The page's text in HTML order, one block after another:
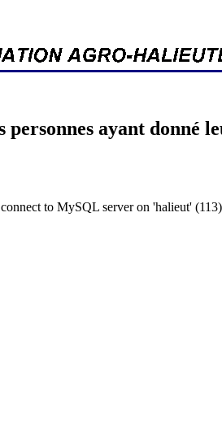
personnes ayant
to MySQL server on 'halieut' (113)